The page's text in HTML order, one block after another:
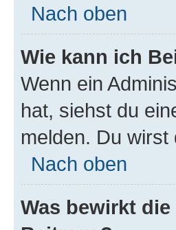
Nach oben
Wie kann ich
Wenn ein
hat, siehst du
melden. Du
Nach oben
Was bewirkt